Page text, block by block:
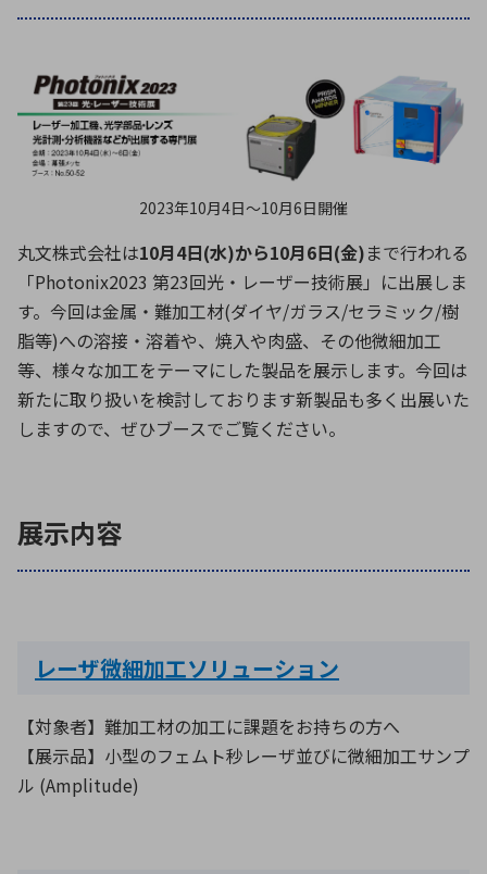
ミリ波レーダー
ブログ｜ここから始まる最新技術
製品製造・加工
レーダ・衛星通信
照射
シミュレーター
半導体・電子部品小ロット
特定用途向け・その他 サービス
医療機器
I
J K
L
Q
T
U
V W
X
Y
検索
2023年10月4日〜10月6日開催
丸文株式会社は10月4日(水)から10月6日(金)まで行われる
「Photonix2023 第23回光・レーザー技術展」に出展しま
す。今回は金属・難加工材(ダイヤ/ガラス/セラミック/樹
脂等)への溶接・溶着や、焼入や肉盛、その他微細加工
等、様々な加工をテーマにした製品を展示します。今回は
新たに取り扱いを検討しております新製品も多く出展いた
しますので、ぜひブースでご覧ください。
展示内容
レーザ微細加工ソリューション
【対象者】難加工材の加工に課題をお持ちの方へ
【展示品】小型のフェムト秒レーザ並びに微細加工サンプ
ル (Amplitude)